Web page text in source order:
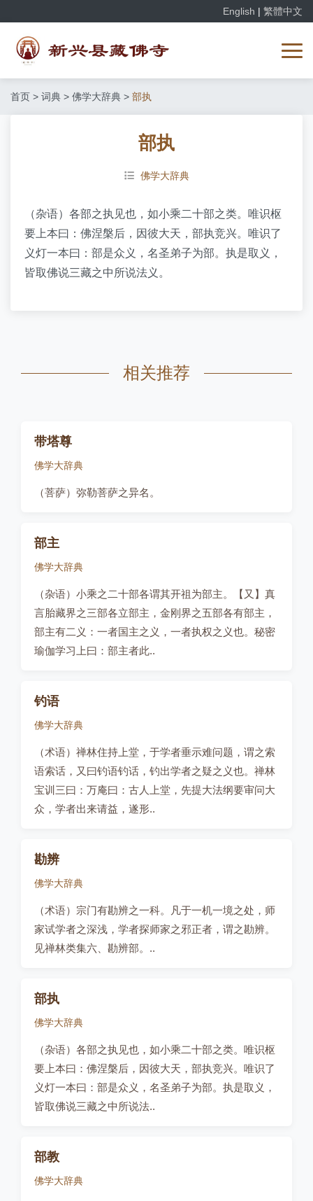
English | 繁體中文
首页 > 词典 > 佛学大辞典 > 部执
部执
佛学大辞典
（杂语）各部之执见也，如小乘二十部之类。唯识枢
要上本曰：佛涅槃后，因彼大天，部执竞兴。唯识了
义灯一本曰：部是众义，名圣弟子为部。执是取义，
皆取佛说三藏之中所说法义。
相关推荐
带塔尊
佛学大辞典
（菩萨）弥勒菩萨之异名。
部主
佛学大辞典
（杂语）小乘之二十部各谓其开祖为部主。【又】真
言胎藏界之三部各立部主，金刚界之五部各有部主，
部主有二义：一者国主之义，一者执权之义也。秘密
瑜伽学习上曰：部主者此..
钓语
佛学大辞典
（术语）禅林住持上堂，于学者垂示难问题，谓之索
语索话，又曰钓语钓话，钓出学者之疑之义也。禅林
宝训三曰：万庵曰：古人上堂，先提大法纲要审问大
众，学者出来请益，遂形..
勘辨
佛学大辞典
（术语）宗门有勘辨之一科。凡于一机一境之处，师
家试学者之深浅，学者探师家之邪正者，谓之勘辨。
见禅林类集六、勘辨部。..
部执
佛学大辞典
（杂语）各部之执见也，如小乘二十部之类。唯识枢
要上本曰：佛涅槃后，因彼大天，部执竞兴。唯识了
义灯一本曰：部是众义，名圣弟子为部。执是取义，
皆取佛说三藏之中所说法..
部教
佛学大辞典